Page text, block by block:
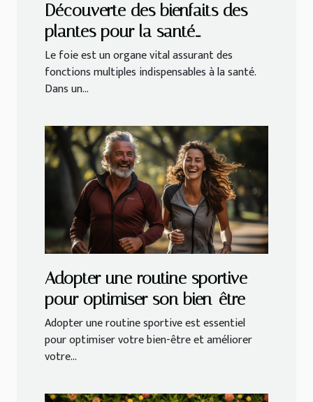
Découverte des bienfaits des
plantes pour la santé
hépatique
Le foie est un organe vital assurant des
fonctions multiples indispensables à la santé.
Dans un...
Adopter une routine sportive
pour optimiser son bien-être
Adopter une routine sportive est essentiel
pour optimiser votre bien-être et améliorer
votre...